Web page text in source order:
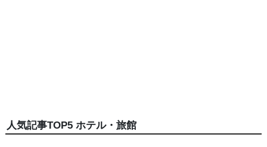
人気記事TOP5 ホテル・旅館